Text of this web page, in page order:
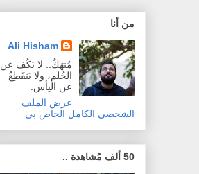
من أنا
Ali Hisham
مُنهَكٌ.. لا يَكُف عن
الحُلم، ولا يَنقَطِعُ
عن اليأس.
عرض الملف
الشخصي الكامل الخاص بي
50 ألف مُشاهدة ..